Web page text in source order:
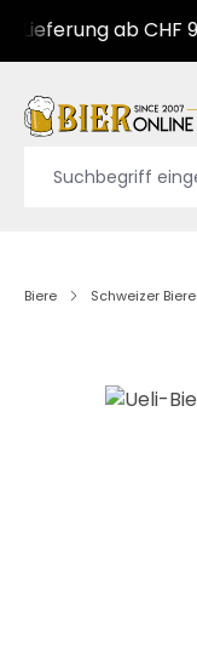
ab CHF 99.-
Biere Schweizer Biere